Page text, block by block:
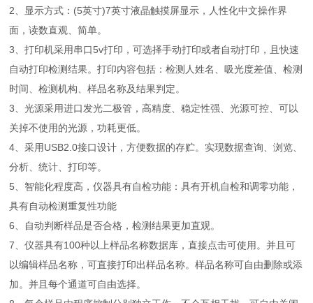
2、显示方式：(5英寸)7英寸液晶触摸屏显示，人性化中文操作界
面，读数直观、简单。
3、打印机采用串口5v打印，可选择手动打印或者自动打印，且快速
自动打印检测结果。打印内容包括：检测人姓名、吸光度差值、检测
时间、检测机构、样品名称及结果判定。
3、光源采用进口发光二极管，高精度、稳定性强、光源可控、可以
关掉不使用的光源，功耗更低。
4、采用USB2.0接口设计，方便数据的存贮。实现数据查询、浏览、
分析、统计、打印等。
5、智能化程度高，仪器具有自检功能：具有开机自检和调零功能，
具有自动检测重复性功能
6、自动判断样品是否合格，检测结果更加直观。
7、仪器具有100种以上样品名称数据库，直接点击可使用。并且可
以编辑样品名称，可直接打印出样品名称。样品名称可自由删除或添
加。并且每个通道可自由选择。